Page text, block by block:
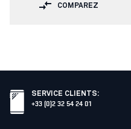
COMPAREZ
SERVICE CLIENTS:
+33 (0)2 32 54 24 01